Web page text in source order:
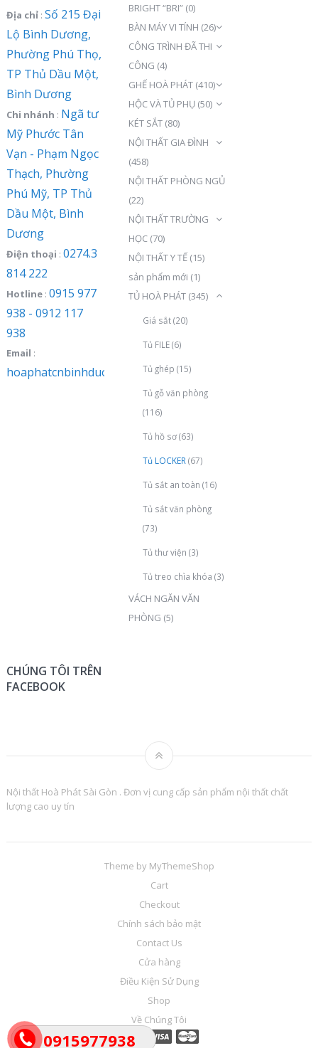
0915977938
Địa chỉ: Số 215 Đại
Lộ Bình Dương,
Phường Phú Thọ,
TP Thủ Dầu Một,
Bình Dương
Chi nhánh : Ngã tư
Mỹ Phước Tân
Vạn - Phạm Ngọc
Thạch, Phường
Phú Mỹ, TP Thủ
Dầu Một, Bình
Dương
Điện thoại : 0274.3
814 222
Hotline: 0915 977
938 - 0912 117
938
Email :
hoaphatcnbinhduong@gmail.com
BRIGHT “BRI” (0)
BÀN MÁY VI TÍNH (26)
CÔNG TRÌNH ĐÃ THI
CÔNG (4)
GHẾ HOÀ PHÁT (410)
HỘC VÀ TỦ PHỤ (50)
KÉT SẮT (80)
NỘI THẤT GIA ĐÌNH
(458)
NỘI THẤT PHÒNG NGỦ
(22)
NỘI THẤT TRƯỜNG
HỌC (70)
NỘI THẤT Y TẾ (15)
sản phẩm mới (1)
TỦ HOÀ PHÁT (345)
Giá sắt(20)
Tủ FILE(6)
Tủ ghép (15)
Tủ gỗ văn phòng
(116)
Tủ hồ sơ(63)
Tủ LOCKER(67)
Tủ sắt an toàn (16)
Tủ sắt văn phòng
(73)
Tủ thư viện (3)
Tủ treo chìa khóa (3)
VÁCH NGĂN VĂN
PHÒNG (5)
CHÚNG TÔI TRÊN
FACEBOOK
Nội thất Hoà Phát Sài Gòn . Đơn vị cung cấp sản phẩm nội thất chất
lượng cao uy tín
Theme by MyThemeShop
Cart
Checkout
Chính sách bảo mật
Contact Us
Cửa hàng
Điều Kiện Sử Dụng
Shop
Về Chúng Tôi